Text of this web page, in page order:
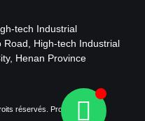
tech Industrial
Road, High-tech Industrial
Henan Province
réservés. Propulsé par